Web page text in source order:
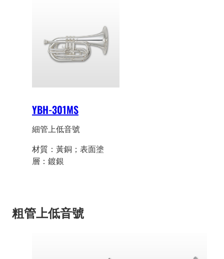
YBH-301MS
細管上低音號
材質：黃銅；表面塗
層：鍍銀
粗管上低音號